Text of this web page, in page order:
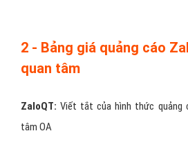
2 - Bảng giá quảng cáo
quan tâm
ZaloQT: Viết tắt của hình thức quảng
tâm OA